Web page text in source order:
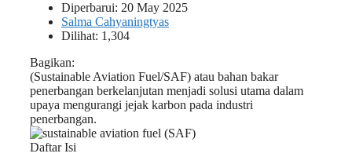
Diperbarui: 20 May 2025
Salma Cahyaningtyas
Dilihat: 1,304
Bagikan:
(Sustainable Aviation Fuel/SAF) atau bahan bakar
penerbangan berkelanjutan menjadi solusi utama dalam
upaya mengurangi jejak karbon pada industri
penerbangan.
Daftar Isi